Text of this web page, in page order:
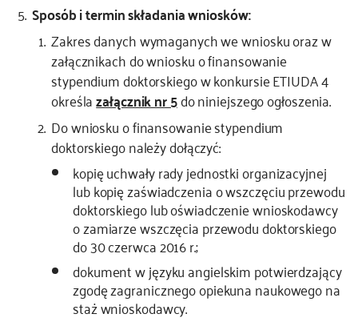
Sposób i termin składania wniosków:
Zakres danych wymaganych we wniosku oraz w
załącznikach do wniosku o finansowanie
stypendium doktorskiego w konkursie ETIUDA 4
określazałącznik nr 5do niniejszego ogłoszenia.
Do wniosku o finansowanie stypendium
doktorskiego należy dołączyć:
kopię uchwały rady jednostki organizacyjnej
lub kopię zaświadczenia o wszczęciu przewodu
doktorskiego lub oświadczenie wnioskodawcy
o zamiarze wszczęcia przewodu doktorskiego
do 30 czerwca 2016 r.;
dokument w języku angielskim potwierdzający
zgodę zagranicznego opiekuna naukowego na
staż wnioskodawcy.